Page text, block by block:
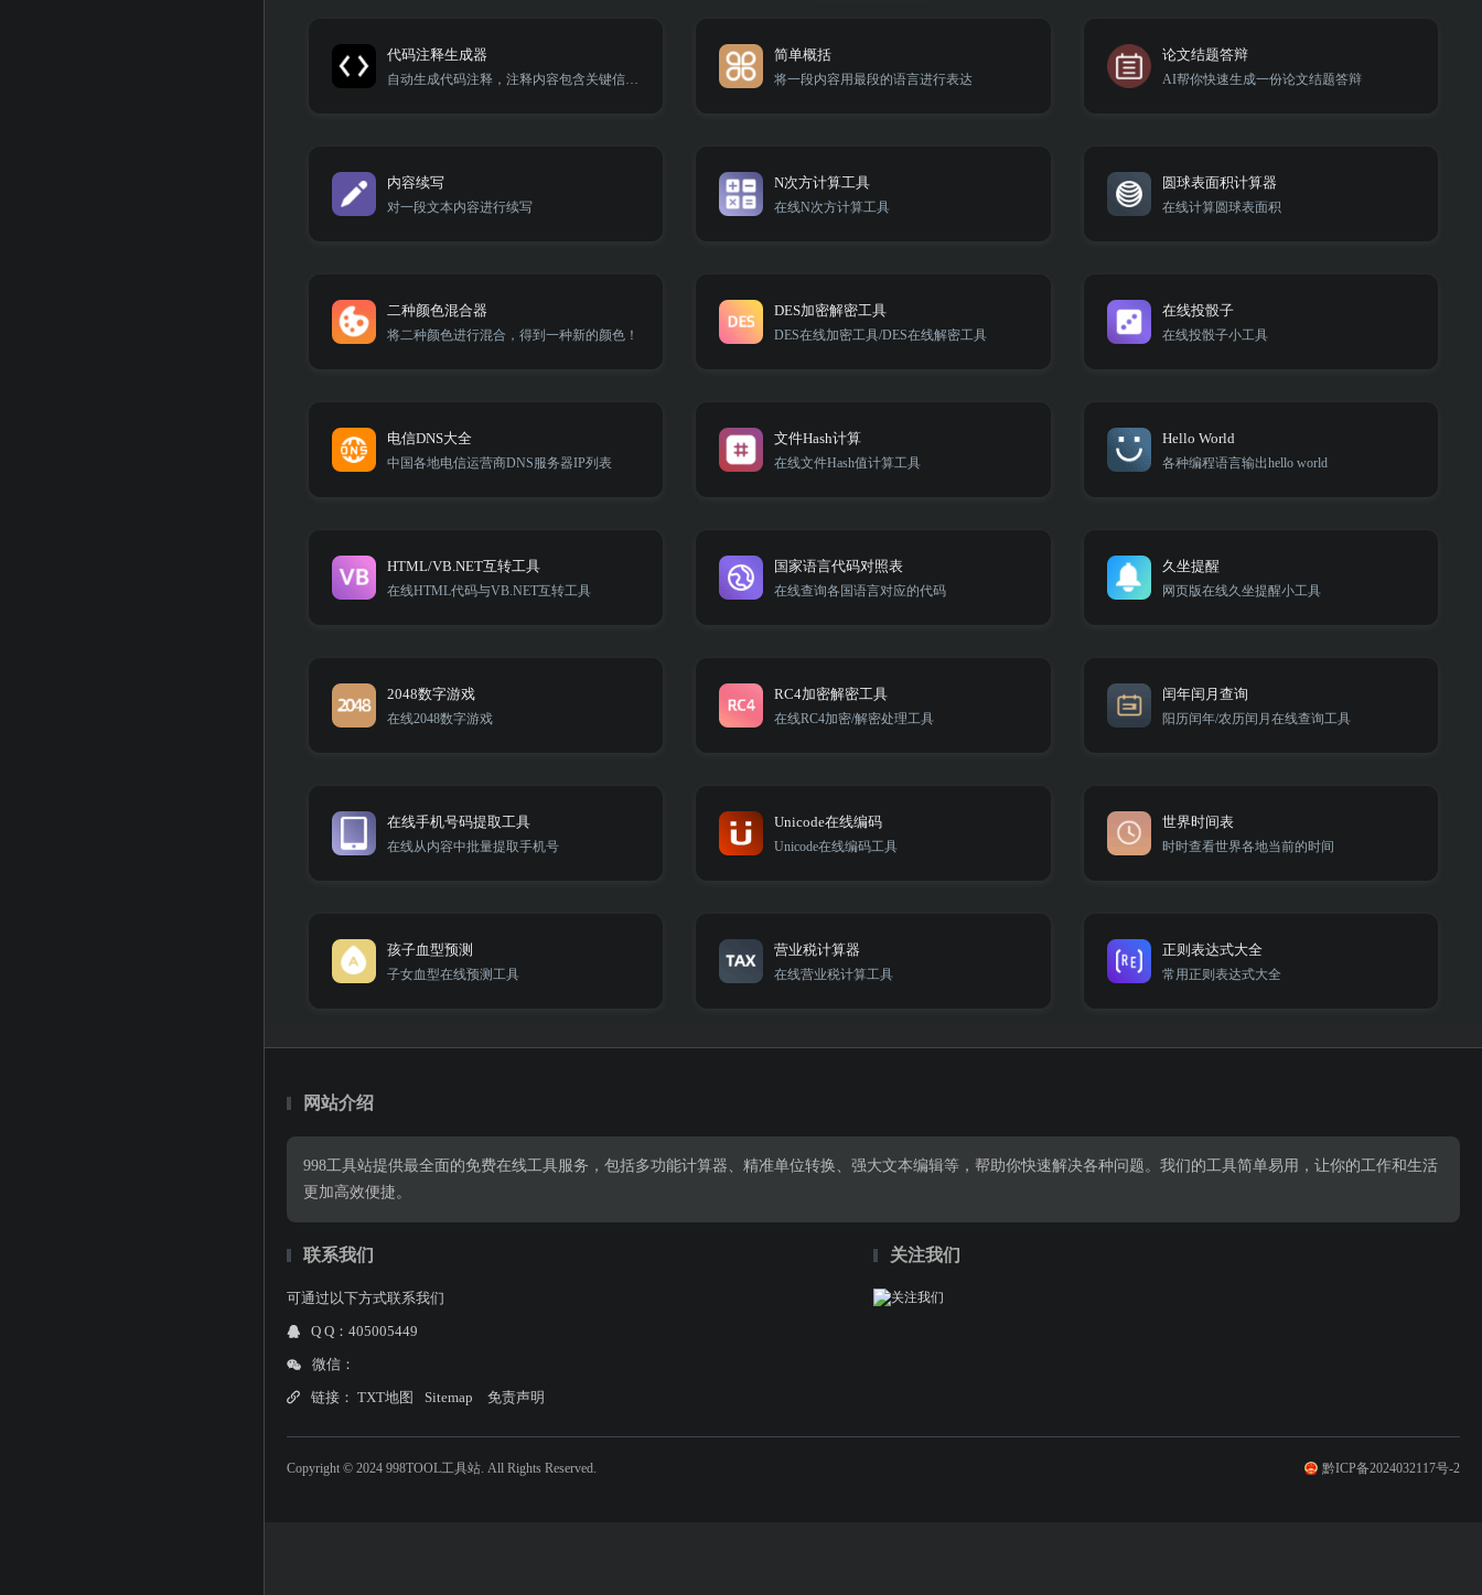
代码注释生成器
自动生成代码注释，注释内容包含关键信息和代码解释，提供最佳实践建议，提升编码效率。
简单概括
将一段内容用最段的语言进行表达
论文结题答辩
AI帮你快速生成一份论文结题答辩
内容续写
对一段文本内容进行续写
N次方计算工具
在线N次方计算工具
圆球表面积计算器
在线计算圆球表面积
二种颜色混合器
将二种颜色进行混合，得到一种新的颜色！
DES加密解密工具
DES在线加密工具/DES在线解密工具
在线投骰子
在线投骰子小工具
电信DNS大全
中国各地电信运营商DNS服务器IP列表
文件Hash计算
在线文件Hash值计算工具
Hello World
各种编程语言输出hello world
HTML/VB.NET互转工具
在线HTML代码与VB.NET互转工具
国家语言代码对照表
在线查询各国语言对应的代码
久坐提醒
网页版在线久坐提醒小工具
2048数字游戏
在线2048数字游戏
RC4加密解密工具
在线RC4加密/解密处理工具
闰年闰月查询
阳历闰年/农历闰月在线查询工具
在线手机号码提取工具
在线从内容中批量提取手机号
Unicode在线编码
Unicode在线编码工具
世界时间表
时时查看世界各地当前的时间
孩子血型预测
子女血型在线预测工具
营业税计算器
在线营业税计算工具
正则表达式大全
常用正则表达式大全
网站介绍
998工具站提供最全面的免费在线工具服务，包括多功能计算器、精准单位转换、强大文本编辑等，帮助你快速解决各种问题。我们的工具简单易用，让你的工作和生活
更加高效便捷。
关注我们
联系我们
可通过以下方式联系我们
Q Q：405005449
微信：
链接： TXT地图 Sitemap 免责声明
Copyright © 2024 998TOOL工具站. All Rights Reserved. 黔ICP备2024032117号-2